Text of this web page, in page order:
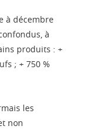
à décembre
à
produits : +
; + 750 %
les
non